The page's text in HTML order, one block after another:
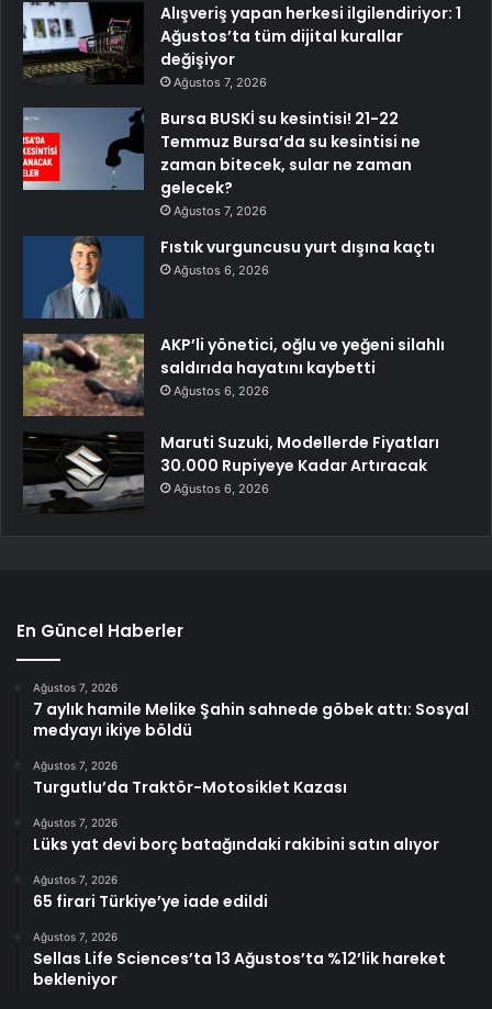
Alışveriş yapan herkesi ilgilendiriyor: 1
Ağustos’ta tüm dijital kurallar
değişiyor
Ağustos 7, 2026
Bursa BUSKİ su kesintisi! 21-22
Temmuz Bursa’da su kesintisi ne
zaman bitecek, sular ne zaman
gelecek?
Ağustos 7, 2026
Fıstık vurguncusu yurt dışına kaçtı
Ağustos 6, 2026
AKP’li yönetici, oğlu ve yeğeni silahlı
saldırıda hayatını kaybetti
Ağustos 6, 2026
Maruti Suzuki, Modellerde Fiyatları
30.000 Rupiyeye Kadar Artıracak
Ağustos 6, 2026
En Güncel Haberler
Ağustos 7, 2026
7 aylık hamile Melike Şahin sahnede göbek attı: Sosyal
medyayı ikiye böldü
Ağustos 7, 2026
Turgutlu’da Traktör-Motosiklet Kazası
Ağustos 7, 2026
Lüks yat devi borç batağındaki rakibini satın alıyor
Ağustos 7, 2026
65 firari Türkiye’ye iade edildi
Ağustos 7, 2026
Sellas Life Sciences’ta 13 Ağustos’ta %12’lik hareket
bekleniyor